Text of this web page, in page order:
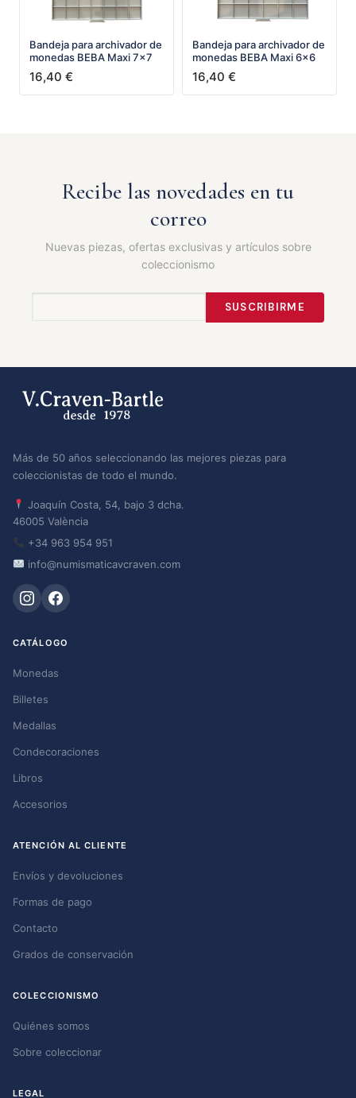
Bandeja para archivador de
monedas BEBA Maxi 7x7
16,40 €
Bandeja para archivador de
monedas BEBA Maxi 6x6
16,40 €
Recibe las novedades en tu
correo
Nuevas piezas, ofertas exclusivas y artículos sobre
coleccionismo
SUSCRIBIRME
Más de 50 años seleccionando las mejores piezas para
coleccionistas de todo el mundo.
Joaquín Costa, 54, bajo 3 dcha.
46005 València
+34 963 954 951
info@numismaticavcraven.com
CATÁLOGO
Monedas
Billetes
Medallas
Condecoraciones
Libros
Accesorios
ATENCIÓN AL CLIENTE
Envíos y devoluciones
Formas de pago
Contacto
Grados de conservación
COLECCIONISMO
Quiénes somos
Sobre coleccionar
LEGAL